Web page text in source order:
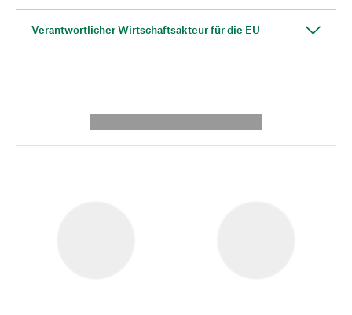
Verantwortlicher Wirtschaftsakteur für die EU